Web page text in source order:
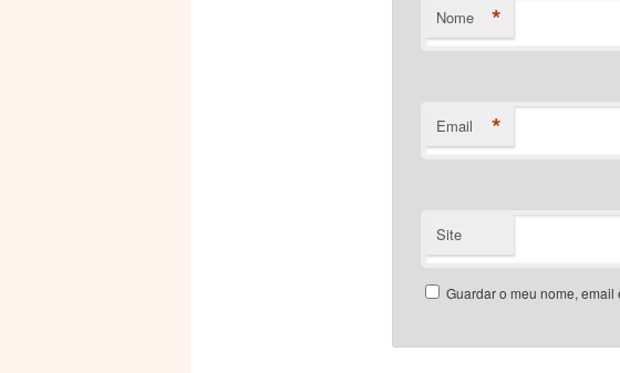
Nome *
Email *
Site
Guardar o meu nome,